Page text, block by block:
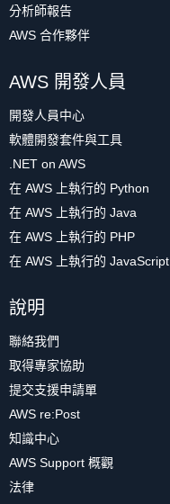
分析師報告
AWS 合作夥伴
AWS 開發人員
開發人員中心
軟體開發套件與工具
.NET on AWS
在 AWS 上執行的 Python
在 AWS 上執行的 Java
在 AWS 上執行的 PHP
在 AWS 上執行的 JavaScript
說明
聯絡我們
取得專家協助
提交支援申請單
AWS re:Post
知識中心
AWS Support 概觀
法律